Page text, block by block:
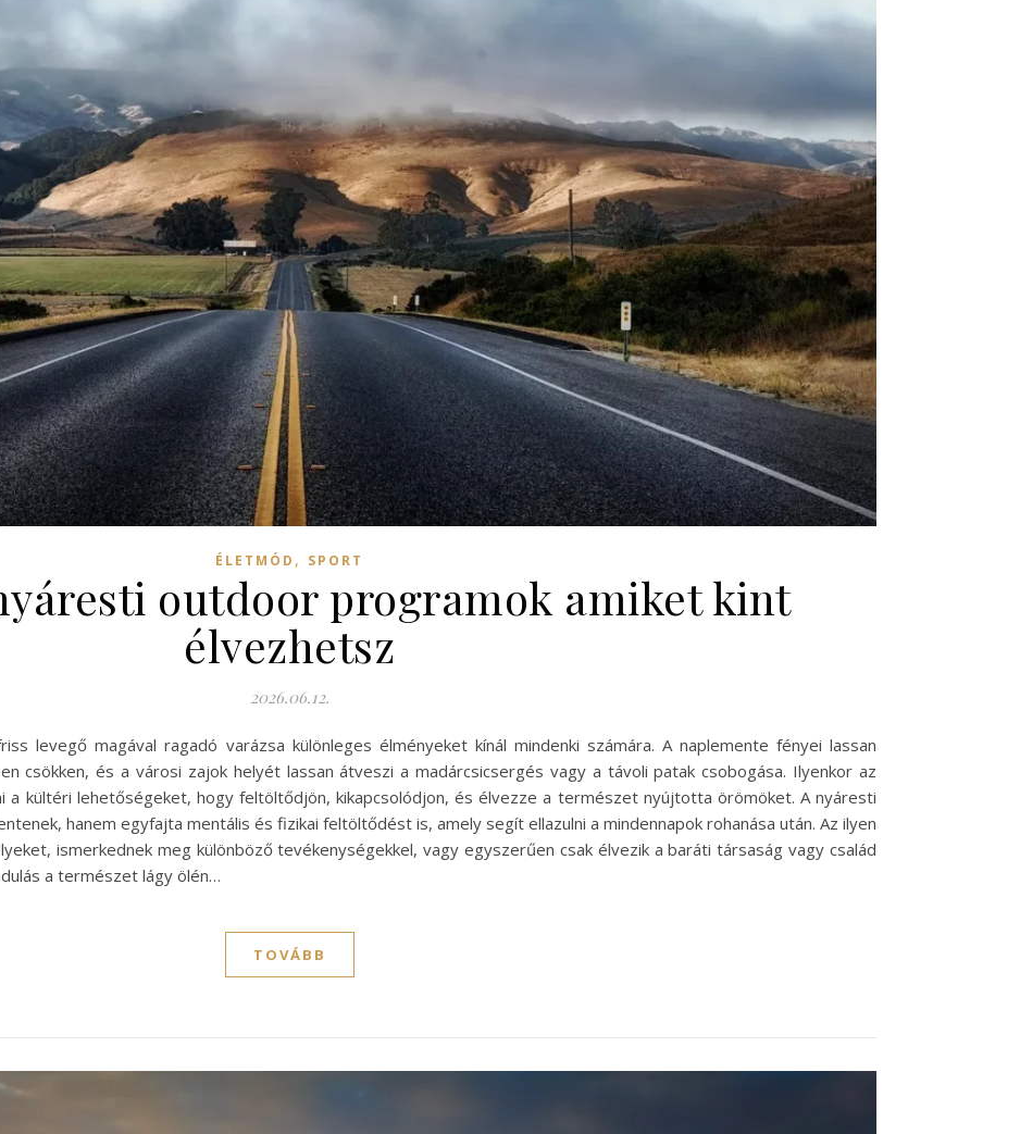
ÉLETMÓD , SPORT
outdoor programok amiket kint
élvezhetsz
2026.06.12.
levegő magával ragadó varázsa különleges élményeket kínál mindenki számára. A naplemente fényei lassan
csökken, és a városi zajok helyét lassan átveszi a madárcsicsergés vagy a távoli patak csobogása. Ilyenkor az
a kültéri lehetőségeket, hogy feltöltődjön, kikapcsolódjon, és élvezze a természet nyújtotta örömöket. A nyáresti
hanem egyfajta mentális és fizikai feltöltődést is, amely segít ellazulni a mindennapok rohanása után. Az ilyen
ismerkednek meg különböző tevékenységekkel, vagy egyszerűen csak élvezik a baráti társaság vagy család
a természet lágy ölén…
TOVÁBB